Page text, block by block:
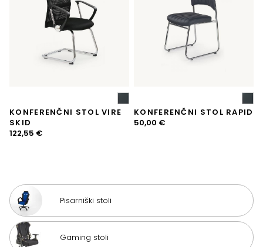
KONFERENČNI STOL VIRE
SKID
122,55 €
KONFERENČNI STOL RAPID
50,00 €
Pisarniški stoli
Gaming stoli